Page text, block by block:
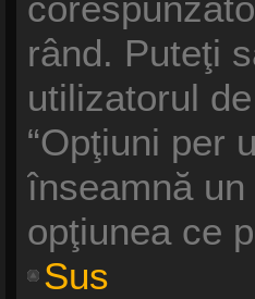
rând. Puteţi
utilizatorul
“Opţiuni per
înseamnă
opţiunea ce
Sus